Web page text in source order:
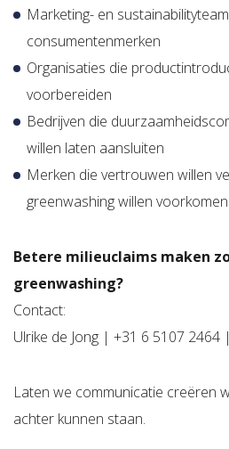
Marketing- en
consumentenmerken
Organisaties die
voorbereiden
Bedrijven die
willen laten aansluiten
Merken die vertrouwen willen
greenwashing willen voorkomen
Betere milieuclaims maken
greenwashing?
Contact:
Ulrike de Jong | +31 6 5107 2464 |
Laten we communicatie creëren
achter kunnen staan.